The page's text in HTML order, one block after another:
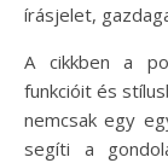
írásjelet,
A cikkben a
funkcióit és
nemcsak egy
segíti a